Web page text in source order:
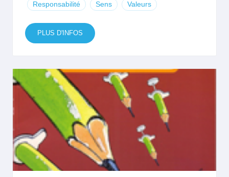
Responsabilité Sens Valeurs
PLUS D'INFOS